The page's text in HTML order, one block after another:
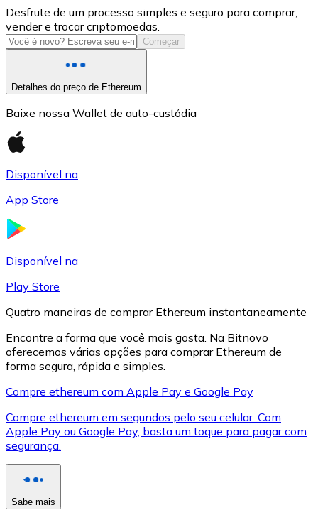
USD Coin
USDC
XRP
XRP
Ver tudo
Desfrute de um processo simples e seguro para comprar,
vender e trocar criptomoedas.
Começar
Detalhes do preço de Ethereum
Baixe nossa Wallet de auto-custódia
Disponível na
App Store
Disponível na
Play Store
Quatro maneiras de comprar Ethereum instantaneamente
Encontre a forma que você mais gosta. Na Bitnovo
oferecemos várias opções para comprar Ethereum de
forma segura, rápida e simples.
Compre ethereum com Apple Pay e Google Pay
Compre ethereum em segundos pelo seu celular. Com
Apple Pay ou Google Pay, basta um toque para pagar com
segurança.
Sabe mais